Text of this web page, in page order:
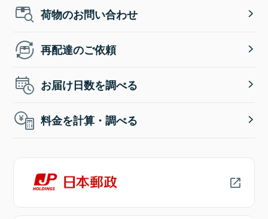
荷物のお問い合わせ
再配達のご依頼
お届け日数を調べる
料金を計算・調べる